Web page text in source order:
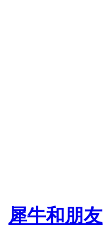
犀牛和朋友